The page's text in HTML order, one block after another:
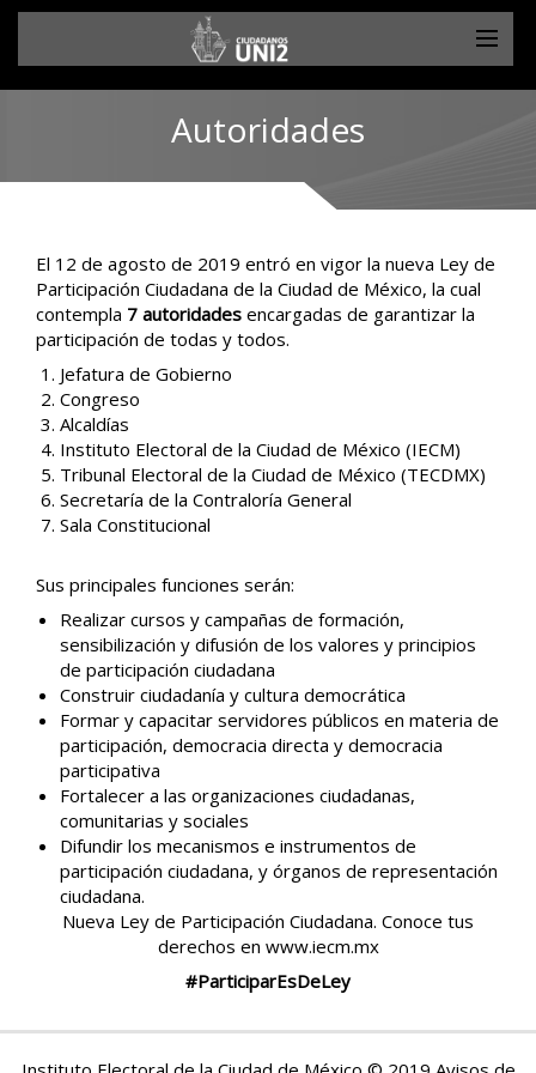
Autoridades
El 12 de agosto de 2019 entró en vigor la nueva Ley de
Participación Ciudadana de la Ciudad de México, la cual
contempla 7 autoridades encargadas de garantizar la
participación de todas y todos.
Jefatura de Gobierno
Congreso
Alcaldías
Instituto Electoral de la Ciudad de México (IECM)
Tribunal Electoral de la Ciudad de México (TECDMX)
Secretaría de la Contraloría General
Sala Constitucional
Sus principales funciones serán:
Realizar cursos y campañas de formación,
sensibilización y difusión de los valores y principios
de participación ciudadana
Construir ciudadanía y cultura democrática
Formar y capacitar servidores públicos en materia de
participación, democracia directa y democracia
participativa
Fortalecer a las organizaciones ciudadanas,
comunitarias y sociales
Difundir los mecanismos e instrumentos de
participación ciudadana, y órganos de representación
ciudadana.
Nueva Ley de Participación Ciudadana. Conoce tus
derechos en www.iecm.mx
#ParticiparEsDeLey